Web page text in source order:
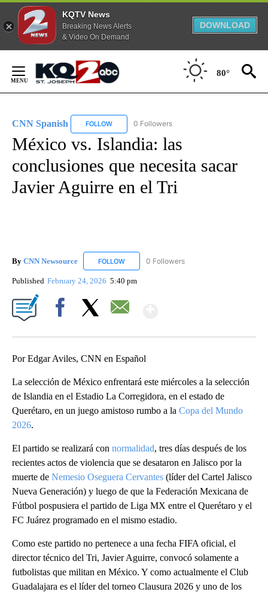
KQTV News
Breaking News Alerts
& Video On Demand
DOWNLOAD
Content
80°
CNN Spanish FOLLOW FOLLOW "CNN SPANISH" TO RECEIVE
0 Followers
México vs. Islandia: las
conclusiones que necesita sacar
Javier Aguirre en el Tri
By CNN Newsource FOLLOW FOLLOW "CNN NEWSOURCE" TO RECEIVE
0 Followers
Published February 24, 2026 5:40 pm
Por Edgar Aviles, CNN en Español
La selección de México enfrentará este miércoles a la selección
de Islandia en el Estadio La Corregidora, en el estado de
Querétaro, en un juego amistoso rumbo a la Copa del Mundo
2026.
El partido se realizará con normalidad, tres días después de los
recientes actos de violencia que se desataron en Jalisco por la
muerte de Nemesio Oseguera Cervantes (líder del Cartel Jalisco
Nueva Generación) y luego de que la Federación Mexicana de
Fútbol pospusiera el partido de Liga MX entre el Querétaro y el
FC Juárez programado en el mismo estadio.
Como este partido no pertenece a una fecha FIFA oficial, el
director técnico del Tri, Javier Aguirre, convocó solamente a
futbolistas que militan en México. Y como actualmente el Club
Guadalajara es el líder del torneo Clausura 2026 y uno de los